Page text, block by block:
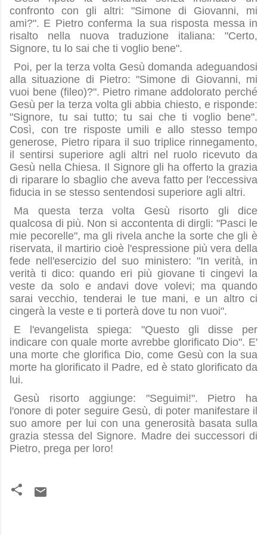
confronto con gli altri: "Simone di Giovanni, mi
ami?". E Pietro conferma la sua risposta messa in
risalto nella nuova traduzione italiana: "Certo,
Signore, tu lo sai che ti voglio bene".
Poi, per la terza volta Gesù domanda adeguandosi
alla situazione di Pietro: "Simone di Giovanni, mi
vuoi bene (fileo)?". Pietro rimane addolorato perché
Gesù per la terza volta gli abbia chiesto, e risponde:
"Signore, tu sai tutto; tu sai che ti voglio bene".
Così, con tre risposte umili e allo stesso tempo
generose, Pietro ripara il suo triplice rinnegamento,
il sentirsi superiore agli altri nel ruolo ricevuto da
Gesù nella Chiesa. Il Signore gli ha offerto la grazia
di riparare lo sbaglio che aveva fatto per l'eccessiva
fiducia in se stesso sentendosi superiore agli altri.
Ma questa terza volta Gesù risorto gli dice
qualcosa di più. Non si accontenta di dirgli: "Pasci le
mie pecorelle", ma gli rivela anche la sorte che gli è
riservata, il martirio cioè l'espressione più vera della
fede nell'esercizio del suo ministero: "In verità, in
verità ti dico: quando eri più giovane ti cingevi la
veste da solo e andavi dove volevi; ma quando
sarai vecchio, tenderai le tue mani, e un altro ci
cingerà la veste e ti porterà dove tu non vuoi".
E l'evangelista spiega: "Questo gli disse per
indicare con quale morte avrebbe glorificato Dio". E'
una morte che glorifica Dio, come Gesù con la sua
morte ha glorificato il Padre, ed è stato glorificato da
lui.
Gesù risorto aggiunge: "Seguimi!". Pietro ha
l'onore di poter seguire Gesù, di poter manifestare il
suo amore per lui con una generosità basata sulla
grazia stessa del Signore. Madre dei successori di
Pietro, prega per loro!